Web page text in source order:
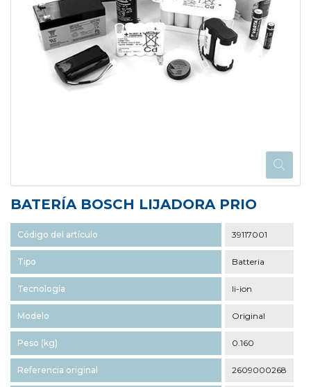
BATERÍA BOSCH LIJADORA PRIO
Código del artículo 39117001
Tipo Batteria
Tecnología li-ion
Modelo Original
Peso (kg) 0.160
Referencia original 2609000268